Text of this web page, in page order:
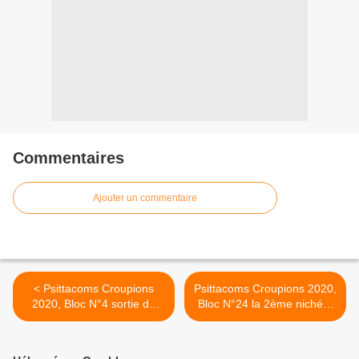
Commentaires
Ajouter un commentaire
< Psittacoms Croupions
2020, Bloc N°4 sortie du
nid.
Psittacoms Croupions 2020,
Bloc N°24 la 2ème nichée.
>